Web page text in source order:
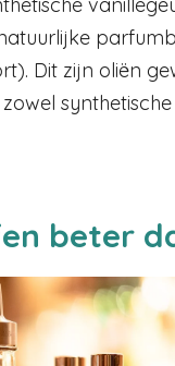
Dit zijn oliën
beter